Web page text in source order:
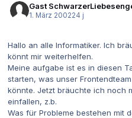
Gast
1. März 200224 j
Hallo an alle Informatiker. Ich
könnt mir weiterhelfen.
Meine aufgabe ist es in diesen
starten, was unser
könnte. Jetzt bräuchte ich noch
einfallen, z.b.
Was für Probleme bestehen mit